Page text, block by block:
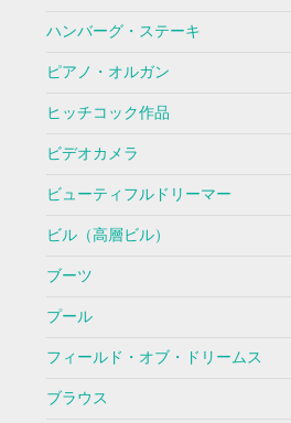
ハンバーグ・ステーキ
ピアノ・オルガン
ヒッチコック作品
ビデオカメラ
ビューティフルドリーマー
ビル（高層ビル）
ブーツ
プール
フィールド・オブ・ドリームス
ブラウス